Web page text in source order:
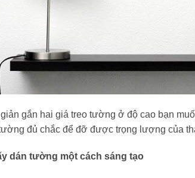
gắn hai giá treo tường ở độ cao bạn
đủ chắc để đỡ được trọng lượng của
dán tường một cách sáng tạo